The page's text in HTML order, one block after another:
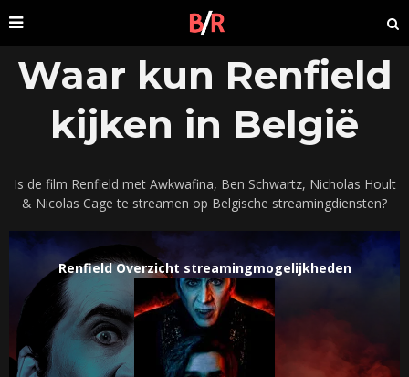
Waar kun Renfield
kijken in België
Is de film Renfield met Awkwafina, Ben Schwartz, Nicholas Hoult
& Nicolas Cage te streamen op Belgische streamingdiensten?
Renfield Overzicht streamingmogelijkheden